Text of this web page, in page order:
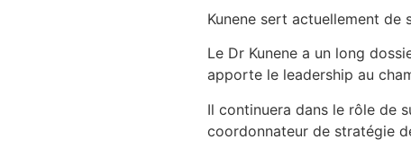
Kunene sert actuellement
Le Dr Kunene a un long
apporte le leadership au
Il continuera dans le rôle de
coordonnateur de stratégie